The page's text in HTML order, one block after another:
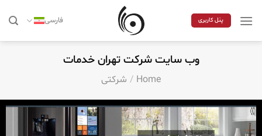
پنل کاربری فارسی
وب سایت شرکت تهران خدمات
Home
/ شرکتی